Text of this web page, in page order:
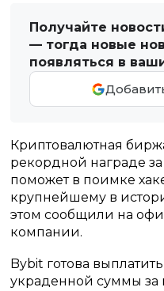
Получайте
— тогда новые
появляться в
Криптовалютная
рекордной награде
поможет в поимке
крупнейшему в
этом сообщили на
компании.
Bybit готова
украденной суммы